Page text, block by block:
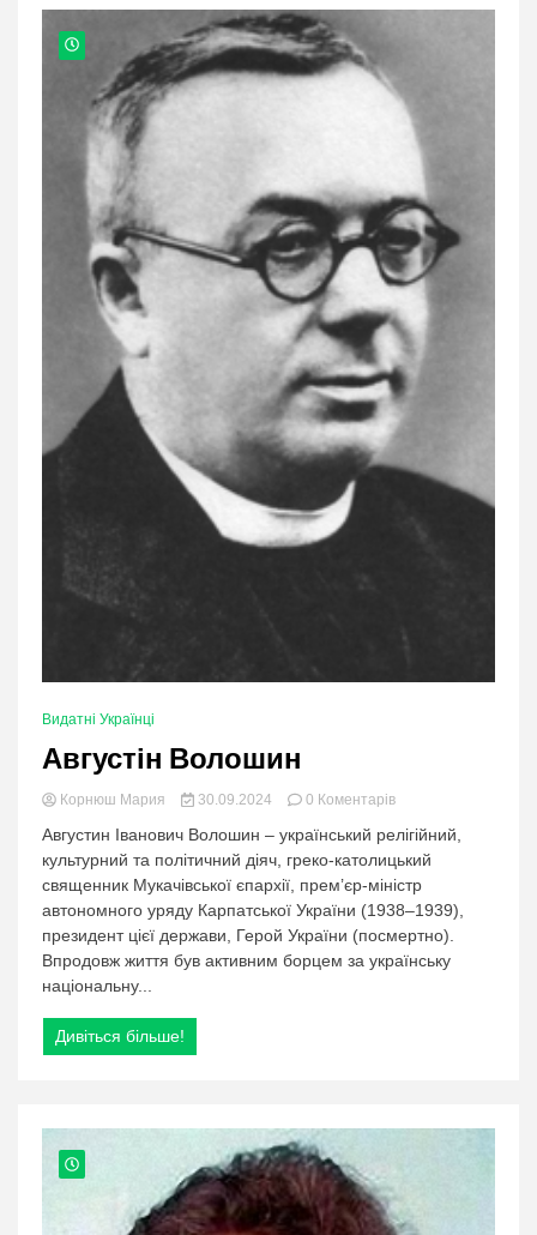
Видатні Українці
Августін Волошин
Корнюш Мария 30.09.2024 0 Коментарівв
Августін
Волошин
Августин Іванович Волошин – український релігійний,
культурний та політичний діяч, греко-католицький
священник Мукачівської єпархії, прем’єр-міністр
автономного уряду Карпатської України (1938–1939),
президент цієї держави, Герой України (посмертно).
Впродовж життя був активним борцем за українську
національну...
Дивіться більше!